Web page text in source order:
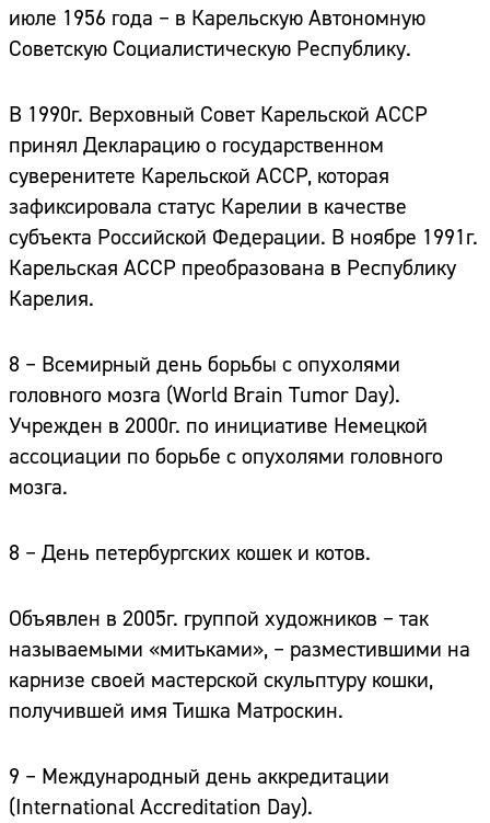
июле 1956 года – в Карельскую Автономную
Советскую Социалистическую Республику.
В 1990г. Верховный Совет Карельской АССР
принял Декларацию о государственном
суверенитете Карельской АССР, которая
зафиксировала статус Карелии в качестве
субъекта Российской Федерации. В ноябре 1991г.
Карельская АССР преобразована в Республику
Карелия.
8 – Всемирный день борьбы с опухолями
головного мозга (World Brain Tumor Day).
Учрежден в 2000г. по инициативе Немецкой
ассоциации по борьбе с опухолями головного
мозга.
8 – День петербургских кошек и котов.
Объявлен в 2005г. группой художников – так
называемыми «митьками», – разместившими на
карнизе своей мастерской скульптуру кошки,
получившей имя Тишка Матроскин.
9 – Международный день аккредитации
(International Accreditation Day).
Адрес:
Телефон: